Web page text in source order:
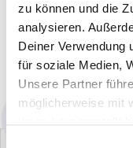
zu können und die
analysieren.
Deiner Verwendung
für soziale Medien,
Unsere Partner
möglicherweise mit
DANS LE PANIER
Disponibilité :